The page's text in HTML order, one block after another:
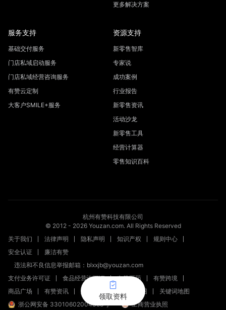
领取资料
更多解决方案
服务支持
基础交付服务
门店私域启动服务
门店私域经营咨询服务
有赞云定制
大客户SMILE+服务
资源支持
新零售智库
专家说
成功案例
行业报告
新零售资讯
活动沙龙
新零售工具
经营计算器
零售知识百科
杭州有赞科技有限公司
© 2012 - 2026Youzan.com. All Rights Reserved
关于我们
法律声明 隐私声明 知识产权
规则中心
安全认证
廉洁有赞
违法和不良信息举报邮箱：blxxjb@youzan.com
支付业务许可证
食品经营许可证 有赞医药
有赞跨境
商品广场
有赞资讯 新零售文章 站点地图
关键词地图
浙公网安备 33010602004358号
工商营业执照